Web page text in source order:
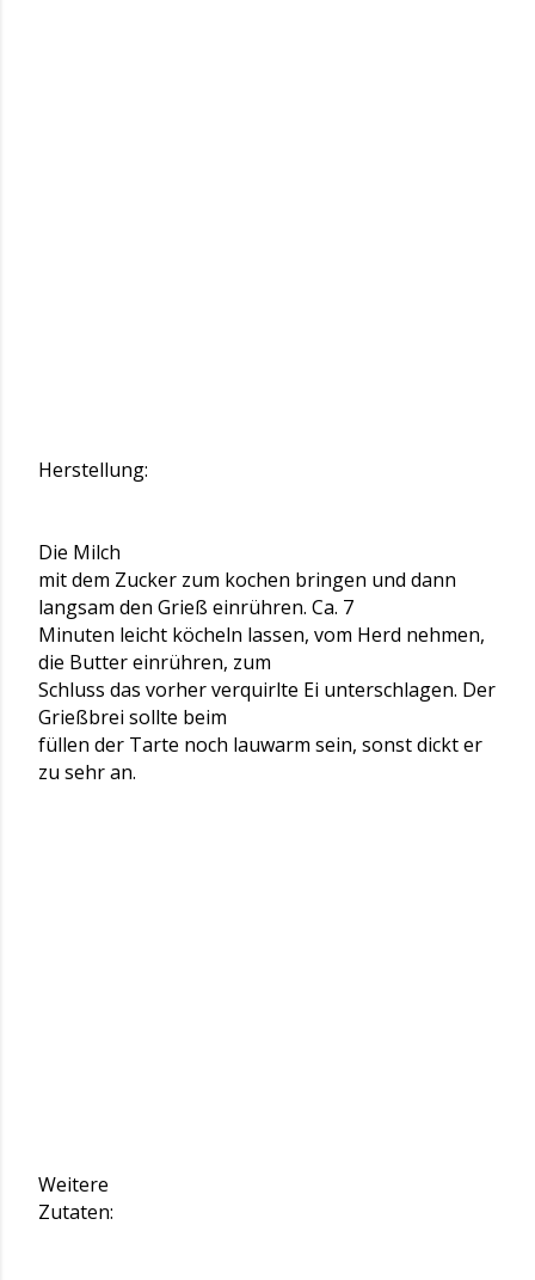
Herstellung:
Die Milch
mit dem Zucker zum kochen bringen und dann
langsam den Grieß einrühren. Ca. 7
Minuten leicht köcheln lassen, vom Herd nehmen,
die Butter einrühren, zum
Schluss das vorher verquirlte Ei unterschlagen. Der
Grießbrei sollte beim
füllen der Tarte noch lauwarm sein, sonst dickt er
zu sehr an.
Weitere
Zutaten: